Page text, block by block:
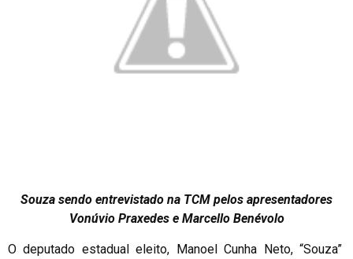
Souza sendo entrevistado na TCM pelos apresentadores
Vonúvio Praxedes e Marcello Benévolo
O deputado estadual eleito, Manoel Cunha Neto, “Souza”